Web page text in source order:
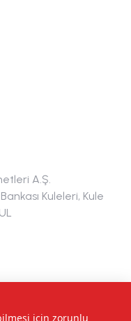
A.Ş.
Kuleleri, Kule